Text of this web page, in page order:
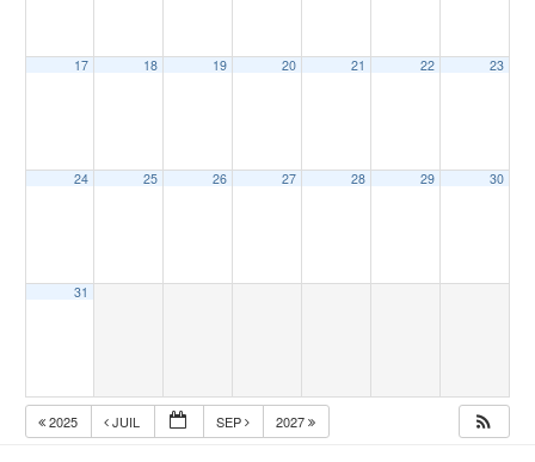
17 18 19 20 21 22 23
24 25 26 27 28 29 30
31
2025 JUIL SEP 2027